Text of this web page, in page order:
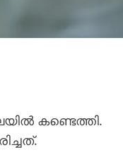
കണ്ടെത്തി.